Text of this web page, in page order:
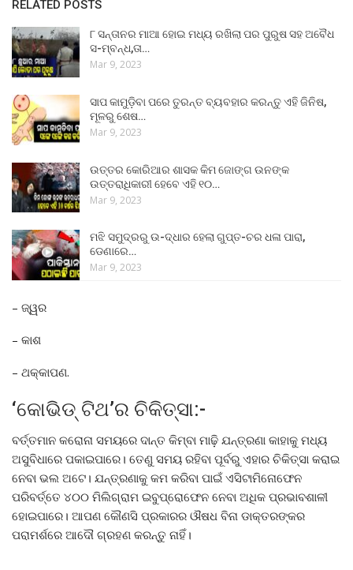
RELATED POSTS
୮ ସନ୍ତାନର ମାଆ ହୋଇ ମଧ୍ୟ ରଖିଲା ପର ପୁରୁଷ ସହ ଅବୈଧ
ସ-ମ୍ବନ୍ଧ,ତା…
Mar 9, 2023
ସାପ କାମୁଡ଼ିବା ପରେ ତୁରନ୍ତ ବ୍ୟବହାର କରନ୍ତୁ ଏହି ଜିନିଷ,
ମୂଳରୁ ଶେଷ…
Mar 9, 2023
ଉତ୍ତର କୋରିଆର ଶାସକ କିମ ଜୋଙ୍ଗ ଉନଙ୍କ
ଉତ୍ତରାଧିକାରୀ ହେବେ ଏହି ୧୦…
Mar 9, 2023
ମଝି ସମୁଦ୍ରରୁ ଉ-ଦ୍ଧାର ହେଲା ଗୁପ୍ତ-ଚର ଧଳା ପାରା,
ଡେଣାରେ…
Mar 9, 2023
– ଜ୍ୱର
– କାଶ
– ଥକ୍କାପଣ.
‘କୋଭିଡ୍‌ ଟିଥ’ର ଚିକିତ୍ସା:-
ବର୍ତ୍ତମାନ କରୋନା ସମୟରେ ଦାନ୍ତ କିମ୍ବା ମାଢ଼ି ଯନ୍ତ୍ରଣା କାହାକୁ ମଧ୍ୟ
ଅସୁବିଧାରେ ପକାଇପାରେ। ତେଣୁ ସମୟ ରହିବା ପୂର୍ବରୁ ଏହାର ଚିକିତ୍ସା କରାଇ
ନେବା ଭଲ ଅଟେ। ଯନ୍ତ୍ରଣାକୁ କମ କରିବା ପାଇଁ ଏସିଟାମିନୋଫେନ
ପରିବର୍ତ୍ତେ ୪୦୦ ମିଲିଗ୍ରାମ ଇବୁପ୍ରୋଫେନ ନେବା ଅଧିକ ପ୍ରଭାବଶାଳୀ
ହୋଇପାରେ। ଆପଣ କୌଣସି ପ୍ରକାରର ଔଷଧ ବିନା ଡାକ୍ତରଙ୍କର
ପରାମର୍ଶରେ ଆଦୌ ଗ୍ରହଣ କରନ୍ତୁ ନାହିଁ।